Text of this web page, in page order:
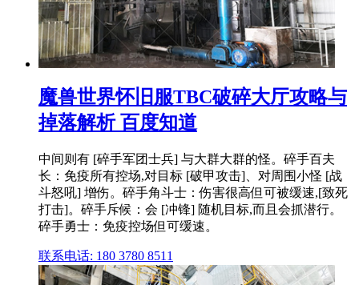
魔兽世界怀旧服TBC破碎大厅攻略与
掉落解析 百度知道
中间则有 [碎手军团士兵] 与大群大群的怪。碎手百夫
长：免疫所有控场,对目标 [破甲攻击]、对周围小怪 [战
斗怒吼] 增伤。碎手角斗士：伤害很高但可被缓速,[致死
打击]。碎手斥候：会 [冲锋] 随机目标,而且会抓潜行。
碎手勇士：免疫控场但可缓速。
联系电话: 180 3780 8511